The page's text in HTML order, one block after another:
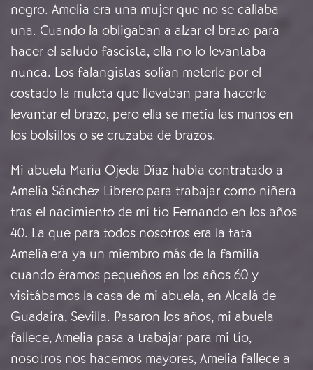
negro. Amelia era una mujer que no se callaba
una. Cuando la obligaban a alzar el brazo para
hacer el saludo fascista, ella no lo levantaba
nunca. Los falangistas solían meterle por el
costado la muleta que llevaban para hacerle
levantar el brazo, pero ella se metía las manos en
los bolsillos o se cruzaba de brazos.
Mi abuela María Ojeda Díaz había contratado a
Amelia Sánchez Librero para trabajar como niñera
tras el nacimiento de mi tío Fernando en los años
40. La que para todos nosotros era la tata
Amelia era ya un miembro más de la familia
cuando éramos pequeños en los años 60 y
visitábamos la casa de mi abuela, en Alcalá de
Guadaíra, Sevilla. Pasaron los años, mi abuela
fallece, Amelia pasa a trabajar para mi tío,
nosotros nos hacemos mayores, Amelia fallece a